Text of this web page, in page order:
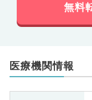
無料
医療機関情報